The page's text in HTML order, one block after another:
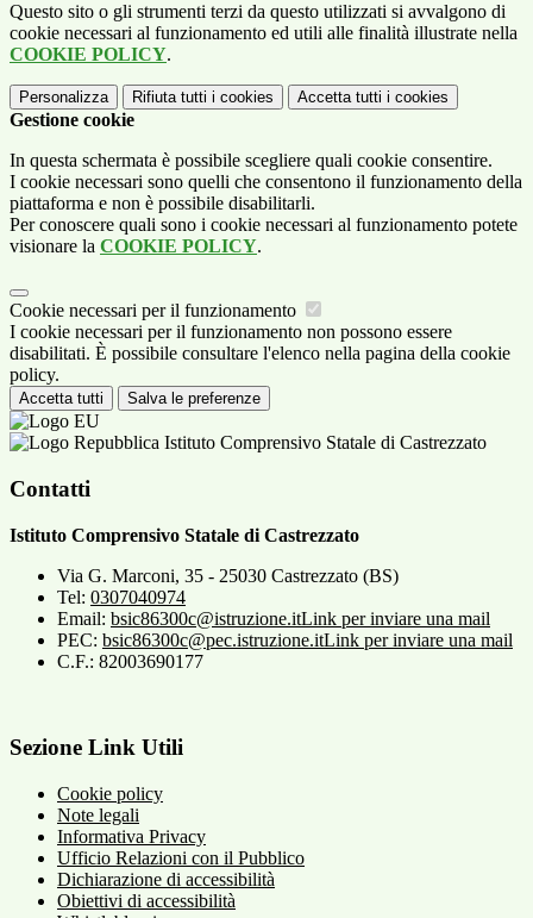
Questo sito o gli strumenti terzi da questo utilizzati si avvalgono di
cookie necessari al funzionamento ed utili alle finalità illustrate nella
COOKIE POLICY.
Personalizza Rifiuta tutti i cookies Accetta tutti i cookies
Gestione cookie
In questa schermata è possibile scegliere quali cookie consentire.
I cookie necessari sono quelli che consentono il funzionamento della
piattaforma e non è possibile disabilitarli.
Per conoscere quali sono i cookie necessari al funzionamento potete
visionare la COOKIE POLICY.
Cookie necessari per il funzionamento
I cookie necessari per il funzionamento non possono essere
disabilitati. È possibile consultare l'elenco nella pagina della cookie
policy.
Accetta tutti Salva le preferenze
Istituto Comprensivo Statale di Castrezzato
Contatti
Istituto Comprensivo Statale di Castrezzato
Via G. Marconi, 35 - 25030 Castrezzato (BS)
Tel: 0307040974
Email: bsic86300c@istruzione.itLink per inviare una mail
PEC: bsic86300c@pec.istruzione.itLink per inviare una mail
C.F.: 82003690177
Sezione Link Utili
Cookie policy
Note legali
Informativa Privacy
Ufficio Relazioni con il Pubblico
Dichiarazione di accessibilità
Obiettivi di accessibilità